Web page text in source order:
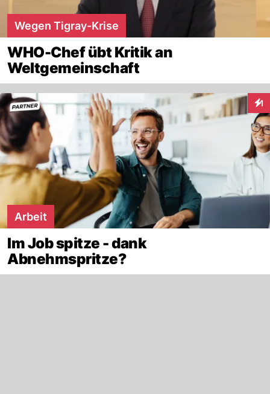
Wegen Tigray-Krise
WHO-Chef übt Kritik an
Weltgemeinschaft
1
Arbeit
Im Job spitze - dank
Abnehmspritze?